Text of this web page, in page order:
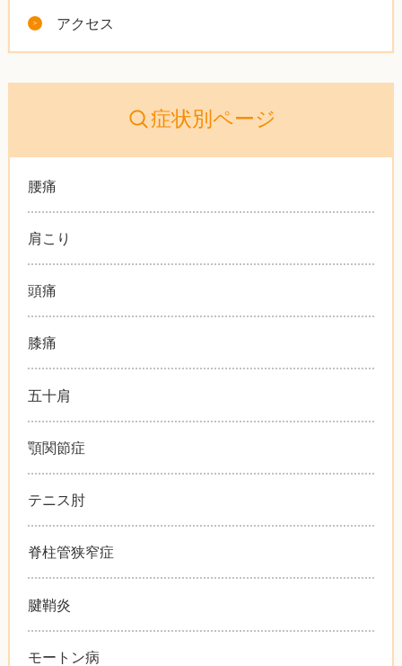
アクセス
症状別ページ
腰痛
肩こり
頭痛
膝痛
五十肩
顎関節症
テニス肘
脊柱管狭窄症
腱鞘炎
モートン病